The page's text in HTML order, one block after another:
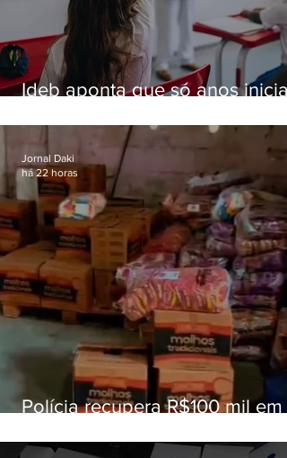
Ideb aponta que só anos
educação
Polícia recupera R$100 mil em
Fluminense
Jornal Daki
há 22 horas